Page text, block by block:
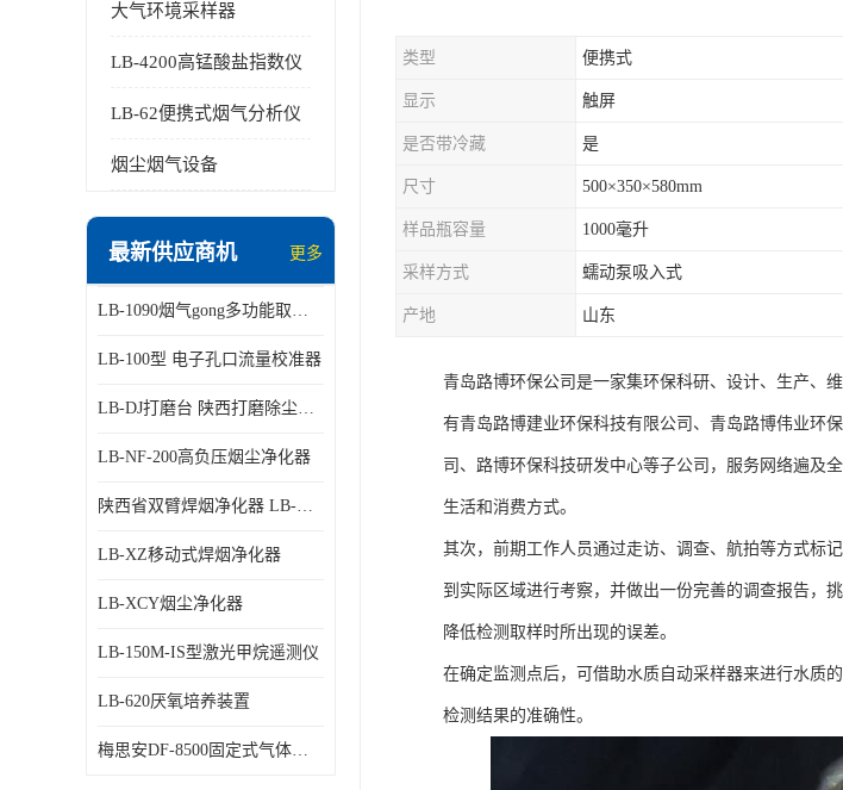
大气环境采样器
LB-4200高锰酸盐指数仪
LB-62便携式烟气分析仪
烟尘烟气设备
最新供应商机 更多
LB-1090烟气gong多功能取样管
LB-100型 电子孔口流量校准器
LB-DJ打磨台 陕西打磨除尘平台
LB-NF-200高负压烟尘净化器
陕西省双臂焊烟净化器 LB-XZX
LB-XZ移动式焊烟净化器
LB-XCY烟尘净化器
LB-150M-IS型激光甲烷遥测仪
LB-620厌氧培养装置
梅思安DF-8500固定式气体检测仪
类型 便携式
显示 触屏
是否带冷藏 是
尺寸 500×350×580mm
样品瓶容量 1000毫升
采样方式 蠕动泵吸入式
产地 山东
青岛路博环保公司是一家集环保科研、设计、生产、
有青岛路博建业环保科技有限公司、青岛路博伟业环
司、路博环保科技研发中心等子公司，服务网络遍及
生活和消费方式。
其次，前期工作人员通过走访、调查、航拍等方式标
到实际区域进行考察，并做出一份完善的调查报告，
降低检测取样时所出现的误差。
在确定监测点后，可借助水质自动采样器来进行水质
检测结果的准确性。